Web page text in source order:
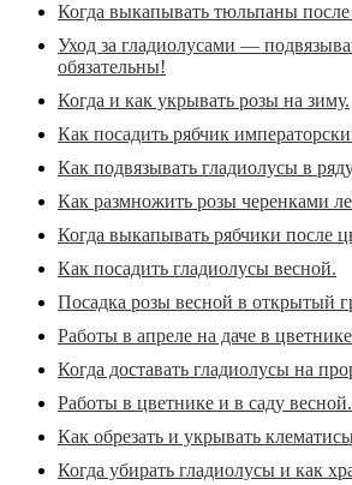
Когда выкапывать тюльпаны после
Уход за гладиолусами —
обязательны!
Когда и как укрывать розы на зиму.
Как посадить рябчик
Как подвязывать гладиолусы в
Как размножить розы черенками
Когда выкапывать рябчики после
Как посадить гладиолусы весной.
Посадка розы весной в открытый
Работы в апреле на даче в
Когда доставать гладиолусы на
Работы в цветнике и в саду весной.
Как обрезать и укрывать
Когда убирать гладиолусы и как